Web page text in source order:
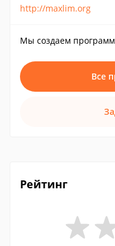
http://maxlim.org
Мы создаем
Все
Рейтинг